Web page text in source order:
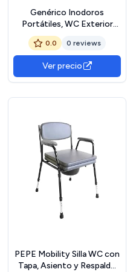
Genérico Inodoros
Portátiles, WC Exterior
Grande, Silla de Baño
Plegable Ligera y Portátil
para Senderismo, Hogar,
Tienda de Campaña, Viajes,
Coche, Camping, Aire Libre
0.0 0 reviews
Ver precio
PEPE Mobility Silla WC con
Tapa, Asiento y Respaldo